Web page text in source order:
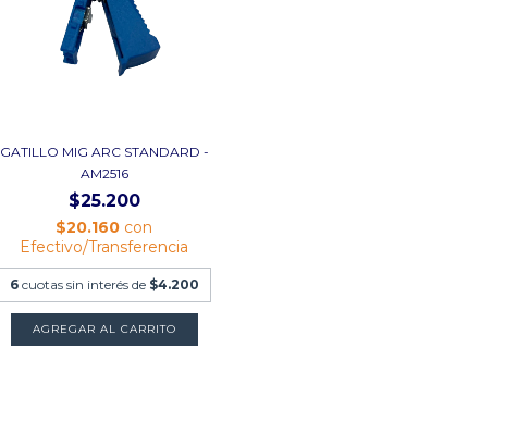
GATILLO MIG ARC STANDARD -
AM2516
$25.200
$20.160 con
Efectivo/Transferencia
6 cuotas sin interés de $4.200